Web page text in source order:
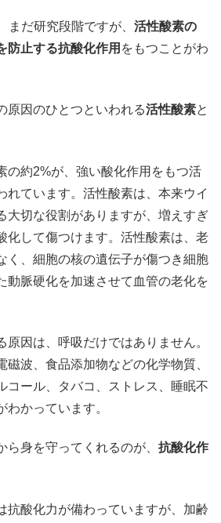
まだ研究段階ですが、 活性酸素の
防止する抗酸化作用 をもつことがわ
原因のひとつといわれる活性酸素と
の約2%が、強い酸化作用をもつ活
れています。活性酸素は、本来ウイ
大切な役割がありますが、増えすぎ
化して傷つけます。活性酸素は、老
く、細胞の核の遺伝子が傷つき細胞
動脈硬化を加速させて血管の老化を
原因は、呼吸だけではありません。
磁波、食品添加物などの化学物質、
コール、タバコ、ストレス、睡眠不
わかっています。
ら身を守ってくれるのが、 抗酸化作
抗酸化力が備わっていますが、加齢